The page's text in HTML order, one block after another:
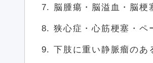
脳腫瘍・脳溢血・脳梗
狭心症・心筋梗塞・ペ
下肢に重い静脈瘤のあ